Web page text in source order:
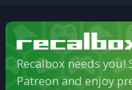
Recalbox needs
Patreon and enjoy